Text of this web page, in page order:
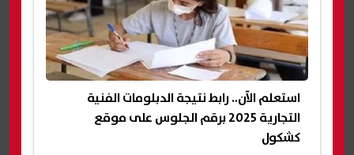
استعلم الآن.. رابط نتيجة الدبلومات الفنية
التجارية 2025 برقم الجلوس على موقع
كشكول